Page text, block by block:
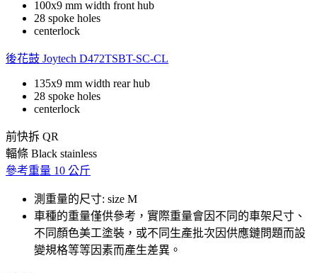
100x9 mm width front hub
28 spoke holes
centerlock
後花鼓 Joytech D472TSBT-SC-CL
135x9 mm width rear hub
28 spoke holes
centerlock
前快拆 QR
輻條 Black stainless
參考重量 10 公斤
測重量的尺寸: size M
車種的重量僅供參考，實際重量會因不同的車架尺寸、
不同顏色美工塗裝，或不同生產批次因供應鏈問題而設
變規格等等因素而產生差異。